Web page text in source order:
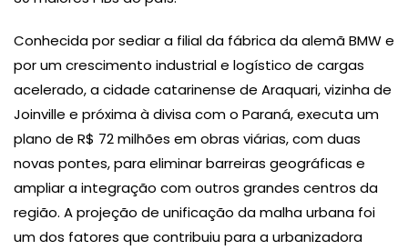
Conhecida por sediar a filial da fábrica da alemã BMW e
por um crescimento industrial e logístico de cargas
acelerado, a cidade catarinense de Araquari, vizinha de
Joinville e próxima à divisa com o Paraná, executa um
plano de R$ 72 milhões em obras viárias, com duas
novas pontes, para eliminar barreiras geográficas e
ampliar a integração com outros grandes centros da
região. A projeção de unificação da malha urbana foi
um dos fatores que contribuiu para a urbanizadora